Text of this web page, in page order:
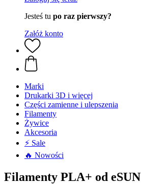
Jesteś tu po raz pierwszy?
Załóż konto
Marki
Drukarki 3D i więcej
Części zamienne i ulepszenia
Filamenty
Żywice
Akcesoria
⚡ Sale
🔥 Nowości
Filamenty PLA+ od eSUN